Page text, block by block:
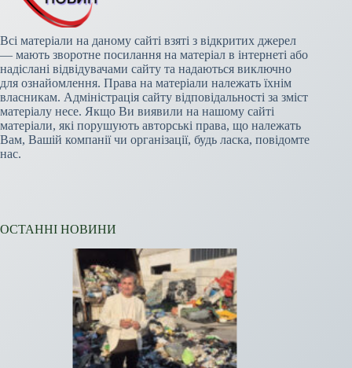
Всі матеріали на даному сайті взяті з відкритих джерел
— мають зворотне посилання на матеріал в інтернеті або
надіслані відвідувачами сайту та надаються виключно
для ознайомлення. Права на матеріали належать їхнім
власникам. Адміністрація сайту відповідальності за зміст
матеріалу несе. Якщо Ви виявили на нашому сайті
матеріали, які порушують авторські права, що належать
Вам, Вашій компанії чи організації, будь ласка, повідомте
нас.
ОСТАННІ НОВИНИ